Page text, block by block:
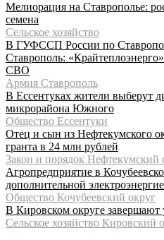
Мелиорация на Ставрополье:
семена
Сельское хозяйство
В ГУФССП России по
Ставрополь:
СВО
Армия Ставрополь
В Ессентуках жители выберут
микрорайона Южного
Общество Ессентуки
Отец и сын из Нефтекумского
гранта в 24 млн рублей
Закон и порядок Нефтекумский
Агропредприятие в
дополнительной
Общество Кочубеевский округ
В Кировском округе завершают
Сельское хозяйство Кировский